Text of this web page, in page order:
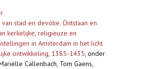
stad en devotie. Ontstaan en
kerkelijke, religieuze en
in Amsterdam in het licht
ontwikkeling, 1385-1435, onder
Callenbach, Tom Gaens,